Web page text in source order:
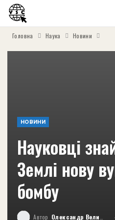
Головна Наука Новини
НОВИНИ
Науковці
Землі нову
бомбу
Автор Олександр Великий